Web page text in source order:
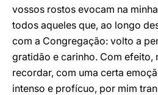
vossos rostos evocam na
todos aqueles que, ao longo
com a Congregação: volto a
gratidão e carinho. Com efeito,
recordar, com uma certa
intenso e profícuo, por mim